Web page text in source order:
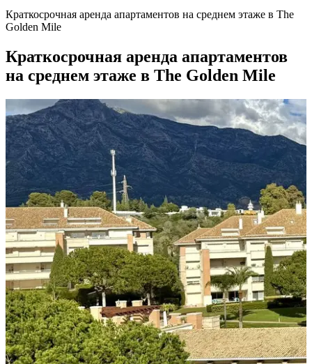
Краткосрочная аренда апартаментов на среднем этаже в The
Golden Mile
Краткосрочная аренда апартаментов
на среднем этаже в The Golden Mile